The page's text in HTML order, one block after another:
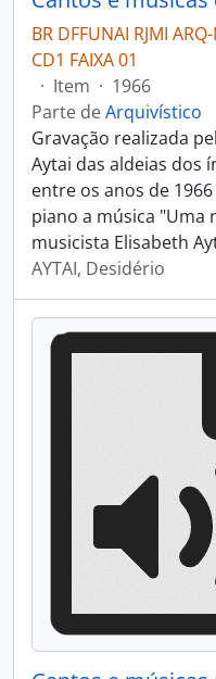
BR DFFUNAI RJMI
CD1 FAIXA 01
· Item · 1966
Parte deArquivístico
Gravação realizada
Aytai das aldeias dos
entre os anos de
piano a música "Uma
musicista Elisabeth
AYTAI, Desidério